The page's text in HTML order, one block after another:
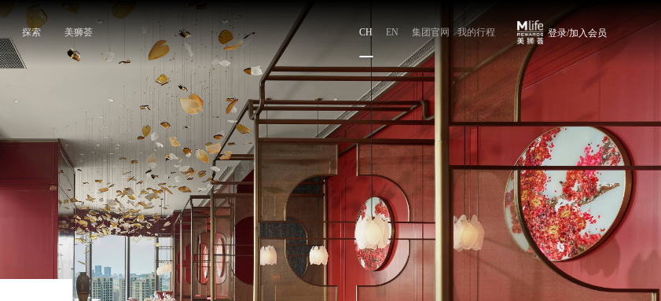
探索 美狮荟 CH EN 集团官网 我的行程 登录/加入会员